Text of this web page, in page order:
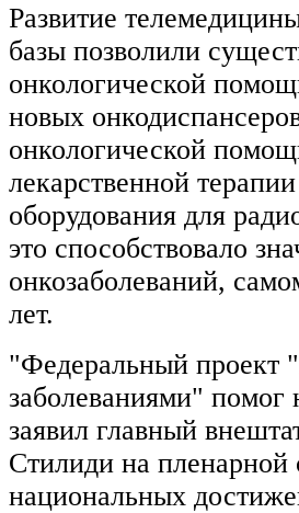
Развитие
базы позволили
онкологической
новых
онкологической
лекарственной
оборудования для
это способствовало
онкозаболеваний,
лет.
"Федеральный проект
заболеваниями"
заявил главный
Стилиди на
национальных